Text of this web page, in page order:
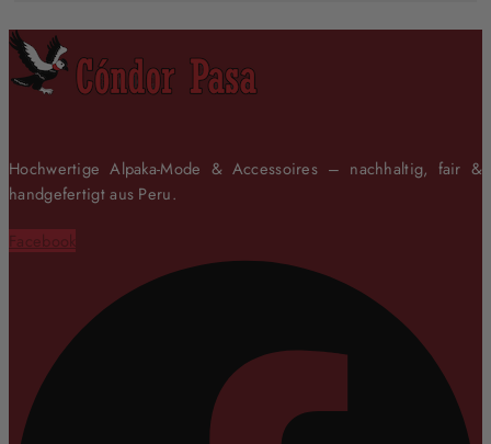
Hochwertige Alpaka-Mode & Accessoires – nachhaltig, fair &
handgefertigt aus Peru.
Facebook